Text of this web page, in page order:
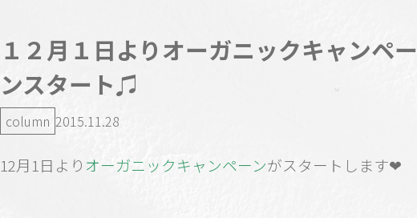
１２月１日よりオーガニックキャンペー
ンスタート♫
column 2015.11.28
12月1日より オーガニックキャンペーンがスタートします❤︎